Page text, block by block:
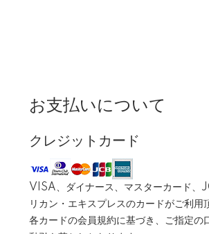
お支払いについて
クレジットカード
VISA、ダイナース、マスターカード、
リカン・エキスプレスのカードがご利用
各カードの会員規約に基づき、ご指定の